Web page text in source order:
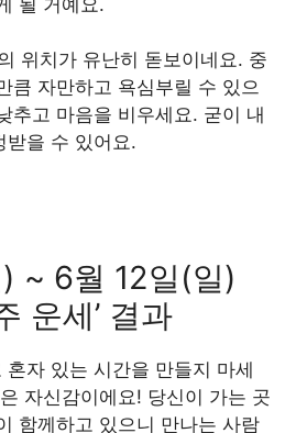
위치가 유난히 돋보이네요. 중
큼 자만하고 욕심부릴 수 있으
추고 마음을 비우세요. 굳이 내
받을 수 있어요.
~ 6월 12일(일)
운세’ 결과
혼자 있는 시간을 만들지 마세
자신감이에요! 당신이 가는 곳
함께하고 있으니 만나는 사람